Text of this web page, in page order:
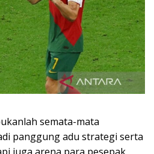
semata-mata
panggung adu strategi serta